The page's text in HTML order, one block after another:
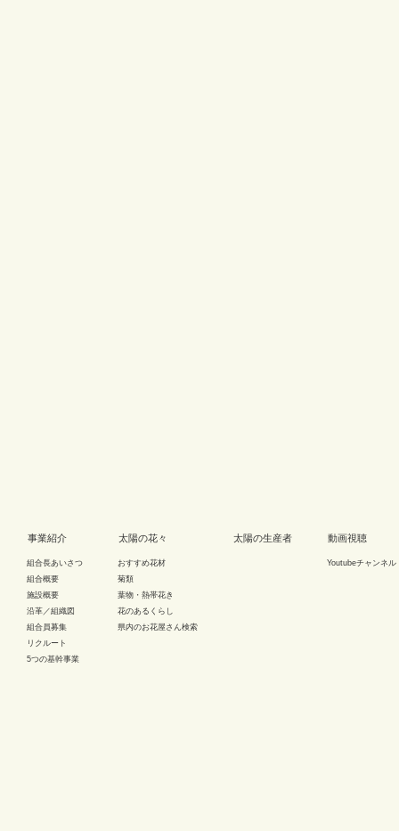
事業紹介
組合長あいさつ
組合概要
施設概要
沿革／組織図
組合員募集
リクルート
5つの基幹事業
太陽の花々
おすすめ花材
菊類
葉物・熱帯花き
花のあるくらし
県内のお花屋さん検索
太陽の生産者 動画視聴
Youtubeチャンネル